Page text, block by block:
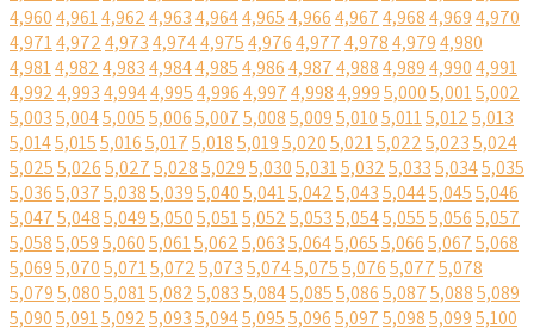
4,9604,9614,9624,9634,9644,9654,9664,9674,9684,9694,970
4,9714,9724,9734,9744,9754,9764,9774,9784,9794,980
4,9814,9824,9834,9844,9854,9864,9874,9884,9894,9904,991
4,9924,9934,9944,9954,9964,9974,9984,9995,0005,0015,002
5,0035,0045,0055,0065,0075,0085,0095,0105,0115,0125,013
5,0145,0155,0165,0175,0185,0195,0205,0215,0225,0235,024
5,0255,0265,0275,0285,0295,0305,0315,0325,0335,0345,035
5,0365,0375,0385,0395,0405,0415,0425,0435,0445,0455,046
5,0475,0485,0495,0505,0515,0525,0535,0545,0555,0565,057
5,0585,0595,0605,0615,0625,0635,0645,0655,0665,0675,068
5,0695,0705,0715,0725,0735,0745,0755,0765,0775,078
5,0795,0805,0815,0825,0835,0845,0855,0865,0875,0885,089
5,0905,0915,0925,0935,0945,0955,0965,0975,0985,0995,100